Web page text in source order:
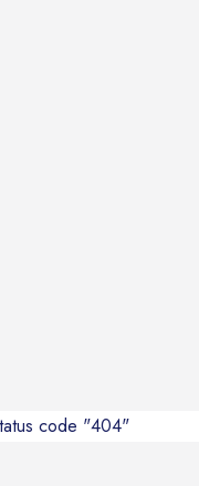
code "404"